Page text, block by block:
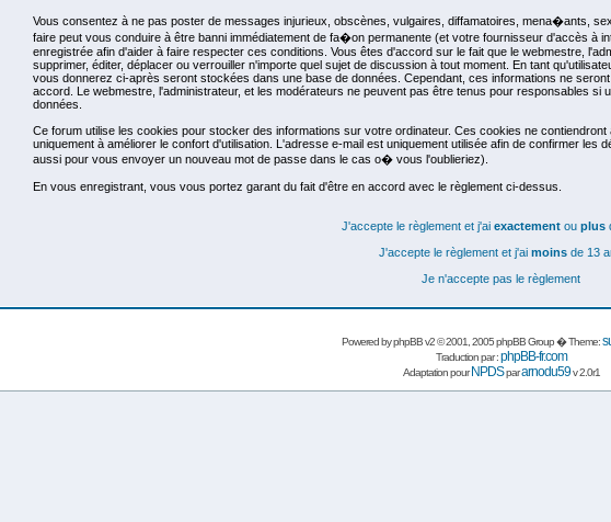
Vous consentez à ne pas poster de messages injurieux, obscènes, vulgaires, diffamatoires, mena�ants,
faire peut vous conduire à être banni immédiatement de fa�on permanente (et votre fournisseur d'accès à
enregistrée afin d'aider à faire respecter ces conditions. Vous êtes d'accord sur le fait que le webmestre,
supprimer, éditer, déplacer ou verrouiller n'importe quel sujet de discussion à tout moment. En tant
vous donnerez ci-après seront stockées dans une base de données. Cependant, ces informations ne
accord. Le webmestre, l'administrateur, et les modérateurs ne peuvent pas être tenus pour responsables si
données.
Ce forum utilise les cookies pour stocker des informations sur votre ordinateur. Ces cookies ne
uniquement à améliorer le confort d'utilisation. L'adresse e-mail est uniquement utilisée afin de confirmer les
aussi pour vous envoyer un nouveau mot de passe dans le cas o� vous l'oublieriez).
En vous enregistrant, vous vous portez garant du fait d'être en accord avec le règlement ci-dessus.
J'accepte le règlement et j'ai exactementou plus
J'accepte le règlement et j'ai moins de 13
Je n'accepte pas le règlement
Powered byphpBBv2 © 2001, 2005 phpBB Group � Theme:
Traduction par :phpBB-fr.com
Adaptation pourNPDSpararnodu59v 2.0r1